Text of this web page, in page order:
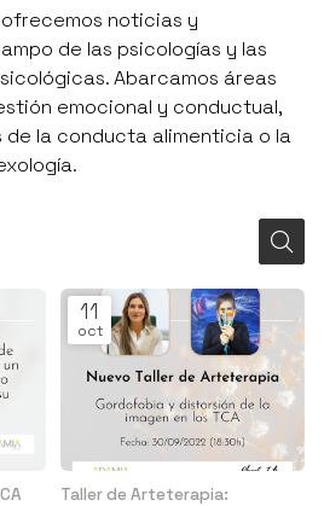
ofrecemos noticias y
de las psicologías y las
Abarcamos áreas
emocional y conductual,
la conducta alimenticia o la
11
oct
Taller de Arteterapia: